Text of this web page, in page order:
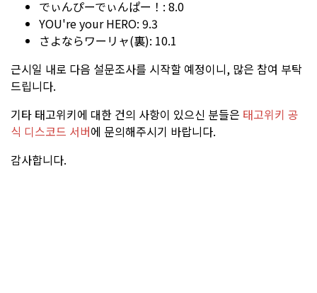
でぃんぴーでぃんぱー！: 8.0
YOU're your HERO: 9.3
さよならワーリャ(裏): 10.1
근시일 내로 다음 설문조사를 시작할 예정이니, 많은 참여 부탁
드립니다.
기타 태고위키에 대한 건의 사항이 있으신 분들은 태고위키 공
식 디스코드 서버에 문의해주시기 바랍니다.
감사합니다.